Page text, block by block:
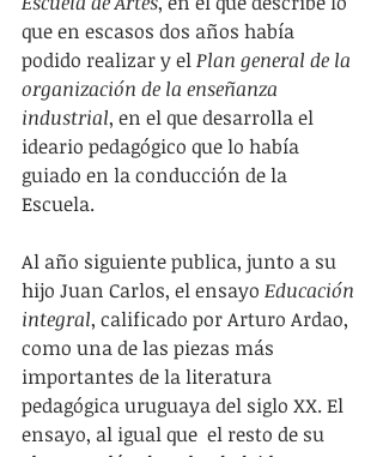
que en escasos dos años había
podido realizar y el Plan general de la
organización de la enseñanza
industrial, en el que desarrolla el
ideario pedagógico que lo había
guiado en la conducción de la
Escuela.
Al año siguiente publica, junto a su
hijo Juan Carlos, el ensayo Educación
integral, calificado por Arturo Ardao,
como una de las piezas más
importantes de la literatura
pedagógica uruguaya del siglo XX. El
ensayo, al igual que  el resto de su